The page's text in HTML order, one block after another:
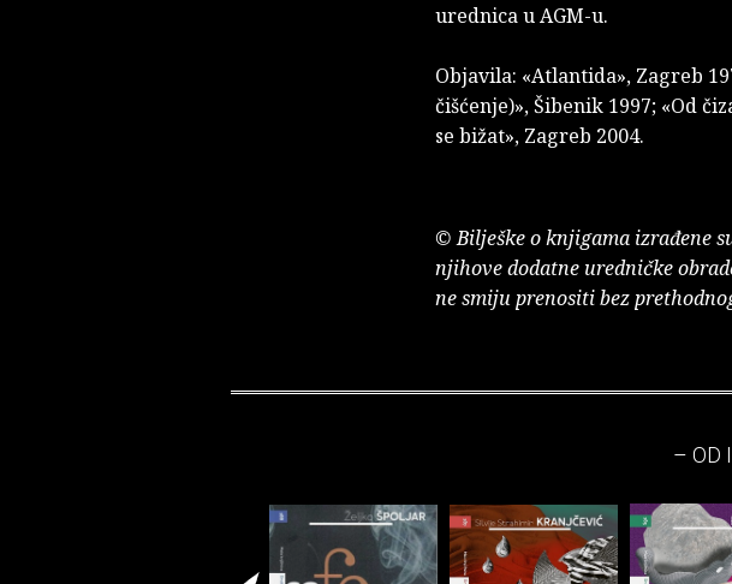
urednica u AGM-u.
Objavila: «Atlantida», Zagreb
čišćenje)», Šibenik 1997; «Od
se bižat», Zagreb 2004.
© Bilješke o knjigama izrađene
njihove dodatne uredničke
ne smiju prenositi bez
– OD